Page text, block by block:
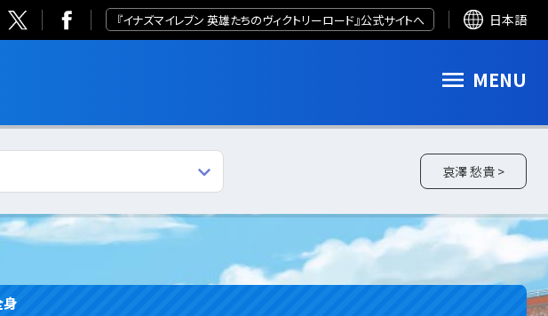
『イナズマイレブン 英雄たちのヴィクトリーロード』公式サイトへ 日本語
MENU
哀澤 愁貴 >